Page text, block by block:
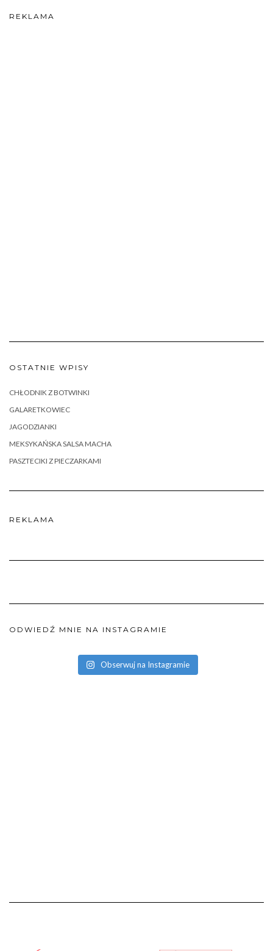
REKLAMA
OSTATNIE WPISY
CHŁODNIK Z BOTWINKI
GALARETKOWIEC
JAGODZIANKI
MEKSYKAŃSKA SALSA MACHA
PASZTECIKI Z PIECZARKAMI
REKLAMA
ODWIEDŹ MNIE NA INSTAGRAMIE
Obserwuj na Instagramie